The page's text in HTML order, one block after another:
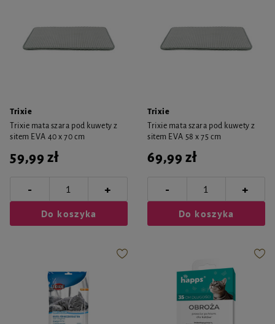
Trixie
Trixie mata szara pod kuwety z
sitem EVA 40 x 70 cm
59,99 zł
- +
Do koszyka
Trixie
Trixie mata szara pod kuwety z
sitem EVA 58 x 75 cm
69,99 zł
- +
Do koszyka